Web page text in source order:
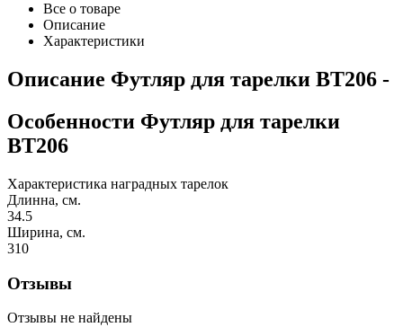
Все о товаре
Описание
Характеристики
Описание Футляр для тарелки BT206 -
Особенности Футляр для тарелки
BT206
Характеристика наградных тарелок
Длинна, см.
34.5
Ширина, см.
310
Отзывы
Отзывы не найдены